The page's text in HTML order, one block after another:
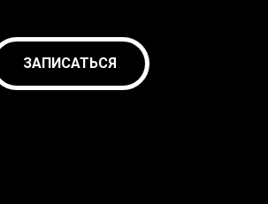
ЗАПИСАТЬСЯ